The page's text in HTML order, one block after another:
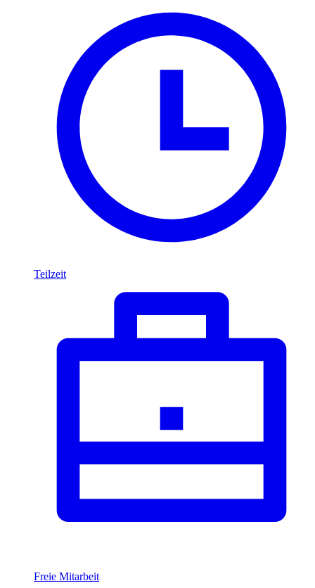
Teilzeit
Freie Mitarbeit